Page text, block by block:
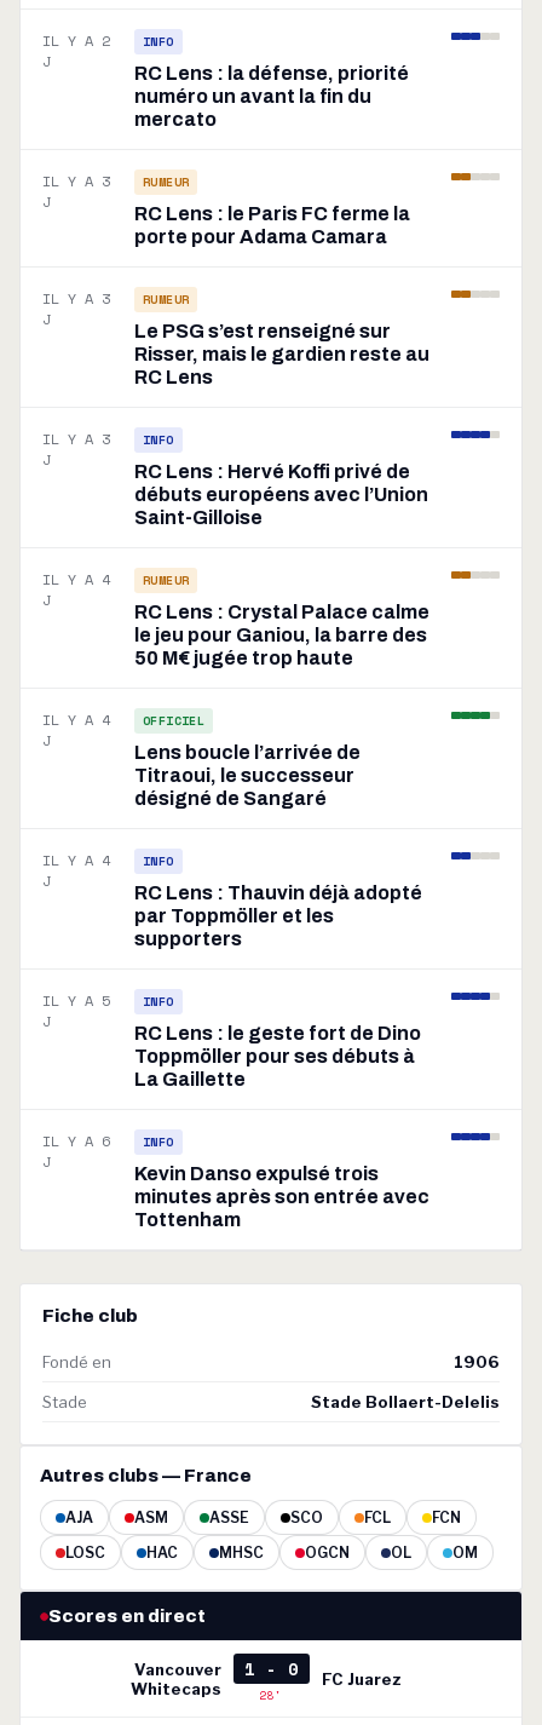
IL Y A 2
J
INFO
RC Lens : la défense, priorité
numéro un avant la fin du
mercato
IL Y A 3
J
RUMEUR
RC Lens : le Paris FC ferme la
porte pour Adama Camara
IL Y A 3
J
RUMEUR
Le PSG s’est renseigné sur
Risser, mais le gardien reste au
RC Lens
IL Y A 3
J
INFO
RC Lens : Hervé Koffi privé de
débuts européens avec l’Union
Saint-Gilloise
IL Y A 4
J
RUMEUR
RC Lens : Crystal Palace calme
le jeu pour Ganiou, la barre des
50 M€ jugée trop haute
IL Y A 4
J
OFFICIEL
Lens boucle l’arrivée de
Titraoui, le successeur
désigné de Sangaré
IL Y A 4
J
INFO
RC Lens : Thauvin déjà adopté
par Toppmöller et les
supporters
IL Y A 5
J
INFO
RC Lens : le geste fort de Dino
Toppmöller pour ses débuts à
La Gaillette
IL Y A 6
J
INFO
Kevin Danso expulsé trois
minutes après son entrée avec
Tottenham
Fiche club
Fondé en 1906
Stade Stade Bollaert-Delelis
Autres clubs — France
AJA ASM ASSE SCO FCL
FCN
LOSC
HAC MHSC OGCN OL OM
Scores en direct
Vancouver
Whitecaps
1 - 0
28'
FC Juarez